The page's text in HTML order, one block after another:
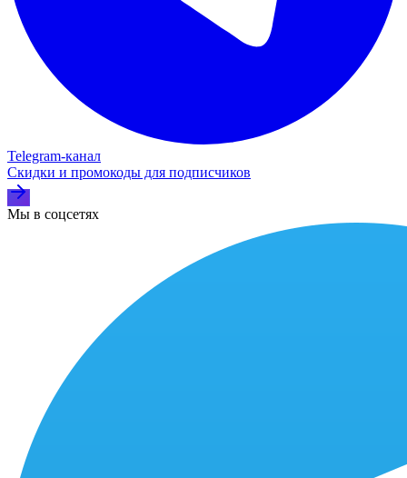
Telegram‑канал
Скидки и промокоды для подписчиков
Мы в соцсетях